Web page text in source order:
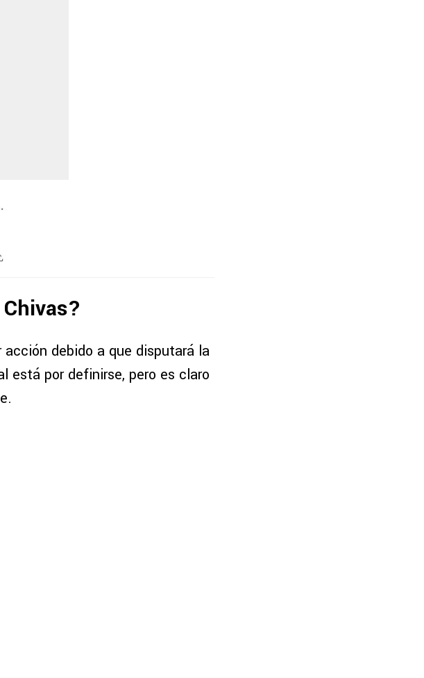
debido a que disputará la
está por definirse, pero es claro